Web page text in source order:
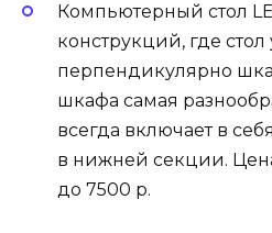
Компьютерный стол
конструкций, где стол
перпендикулярно
шкафа самая
всегда включает в
в нижней секции.
до 7500 р.